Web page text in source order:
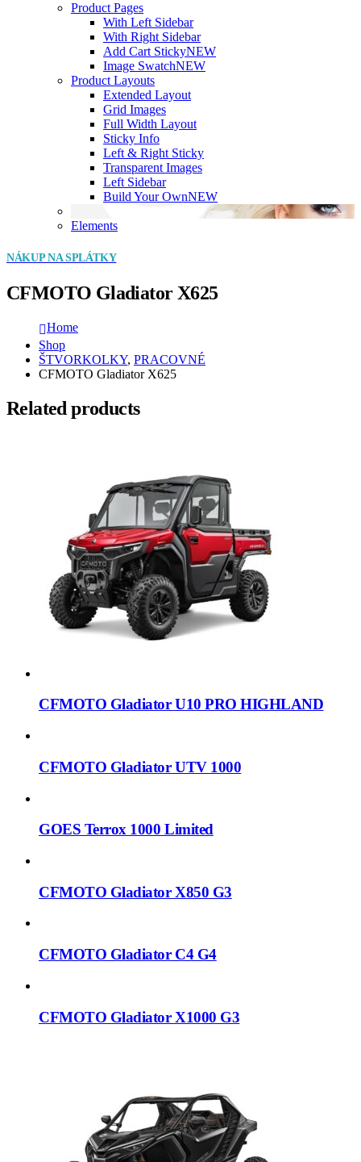
Product Pages
With Left Sidebar
With Right Sidebar
Add Cart StickyNEW
Image SwatchNEW
Product Layouts
Extended Layout
Grid Images
Full Width Layout
Sticky Info
Left & Right Sticky
Transparent Images
Left Sidebar
Build Your OwnNEW
Elements
NÁKUP NA SPLÁTKY
CFMOTO Gladiator X625
Home
Shop
ŠTVORKOLKY, PRACOVNÉ
CFMOTO Gladiator X625
Related products
CFMOTO Gladiator U10 PRO HIGHLAND
CFMOTO Gladiator UTV 1000
GOES Terrox 1000 Limited
CFMOTO Gladiator X850 G3
CFMOTO Gladiator C4 G4
CFMOTO Gladiator X1000 G3